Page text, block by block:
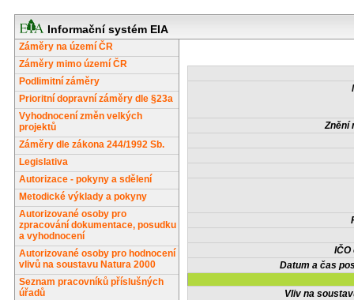
Informační systém EIA
Záměry na území ČR
Záměry mimo území ČR
Podlimitní záměry
Prioritní dopravní záměry dle §23a
Vyhodnocení změn velkých
projektů
Záměry dle zákona 244/1992 Sb.
Legislativa
Autorizace - pokyny a sdělení
Metodické výklady a pokyny
Autorizované osoby pro
zpracování dokumentace, posudku
a vyhodnocení
Autorizované osoby pro hodnocení
vlivů na soustavu Natura 2000
Seznam pracovníků příslušných
úřadů
Znění
IČO
Datum a čas
Vliv na